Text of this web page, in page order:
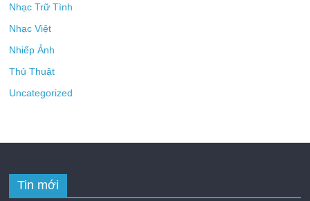
Nhạc Trữ Tình
Nhạc Việt
Nhiếp Ảnh
Thủ Thuật
Uncategorized
Tin mới